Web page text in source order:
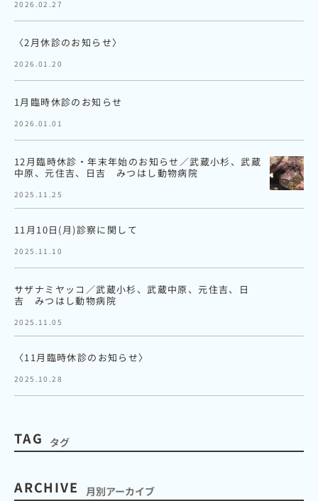
2026.02.27
〈2月休診のお知らせ〉
2026.01.20
1月臨時休診のお知らせ
2026.01.01
12月臨時休診・年末年始のお知らせ／武蔵小杉、武蔵
中原、元住吉、日吉 みつはし動物病院
2025.11.25
11月10日(月)診察に関して
2025.11.10
サザナミヤッコ／武蔵小杉、武蔵中原、元住吉、日
吉 みつはし動物病院
2025.11.05
〈11月臨時休診のお知らせ〉
2025.10.28
TAG タグ
ARCHIVE 月別アーカイブ